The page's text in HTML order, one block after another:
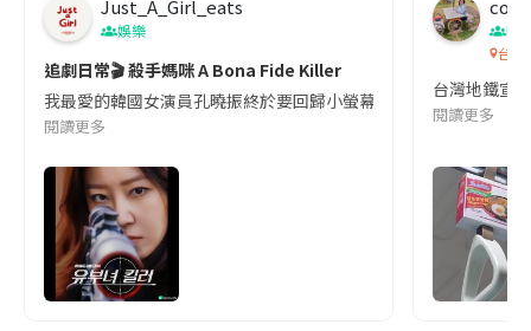
Just_A_Girl_eats
娛樂
追劇日常🎬 殺手媽咪 A Bona Fide Killer
我最愛的韓國女演員孔曉振終於要回歸小螢幕啦!這次的劇本改編
閱讀更多
co
吹
台灣
台灣地鐵宣
閱讀更多